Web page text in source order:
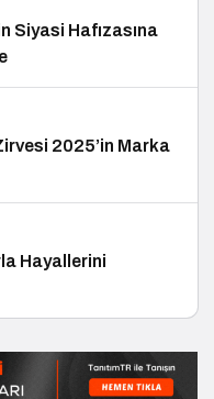
Siyasi Hafızasına
2025’in Marka
Hayallerini